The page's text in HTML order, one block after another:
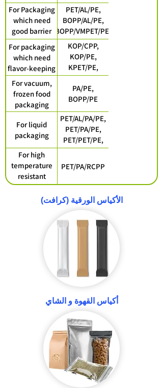
MOPP/PE,
MOPP/CPP, Kraft
Paper/VMPET/PE
Kraft
Paper/Al/PE
For Packaging
which need
good barrier
and moisture
proof
PET/AL/PE,
BOPP/AL/PE,
BOPP/VMPET/PE,
PET/VMPET/CPP,
PET/VMPET/PE,
BOPP/VMCPP
For packaging
which need
flavor-keeping
KOP/CPP,
KOP/PE,
KPET/PE,
KPET/CPP
For vacuum,
frozen food
packaging
PA/PE,
BOPP/PE
For liquid
packaging
PET/AL/PA/PE,
PET/PA/PE,
PET/PET/PE,
PET/AL/PE
For high
temperature
resistant
packaging
PET/PA/RCPP
الأكياس الورقية (كرافت)
أكياس القهوة و الشاي